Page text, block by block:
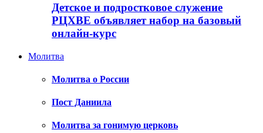
Детское и подростковое служение
РЦХВЕ объявляет набор на базовый
онлайн-курс
Молитва
Молитва о России
Пост Даниила
Молитва за гонимую церковь